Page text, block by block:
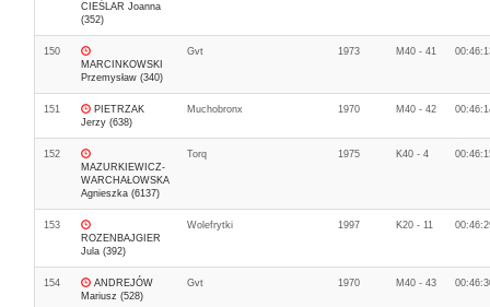
CIEŚLAR Joanna
(352)
150
MARCINKOWSKI
Przemysław (340)
Gvt 1973 M40 - 41
151
PIETRZAK
Jerzy (638)
Muchobronx 1970 M40 - 42
152
MAZURKIEWICZ-
WARCHAŁOWSKA
Agnieszka (6137)
Torq 1975 K40 - 4
153
ROZENBAJGIER
Jula (392)
Wolefrytki 1997 K20 - 11
154
ANDREJÓW
Mariusz (528)
Gvt 1970 M40 - 43